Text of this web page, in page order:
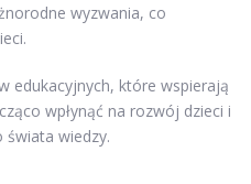
wyzwania, co
edukacyjnych, które wspierają
wpłynąć na rozwój dzieci i
świata wiedzy.